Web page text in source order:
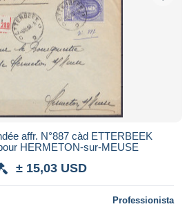
affr. N°887 càd ETTERBEEK
HERMETON-sur-MEUSE
± 15,03 USD
Professionista